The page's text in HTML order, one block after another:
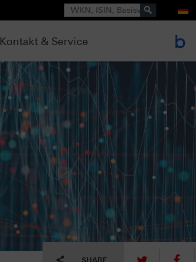
Suche
Kontakt & Service
SHARE tweet